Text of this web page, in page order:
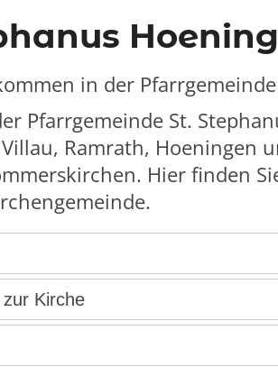
in der
Pfarrgemeinde St.
Ramrath, Hoeningen
Hier finden
Kirche